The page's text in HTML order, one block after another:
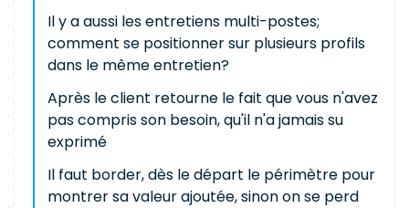
Il y a aussi les entretiens multi-postes;
comment se positionner sur plusieurs profils
dans le même entretien?
Après le client retourne le fait que vous n'avez
pas compris son besoin, qu'il n'a jamais su
exprimé
Il faut border, dès le départ le périmètre pour
montrer sa valeur ajoutée, sinon on se perd